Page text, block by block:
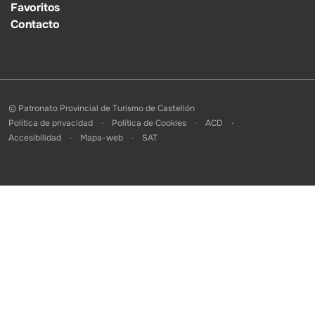
Favoritos
Contacto
© Patronato Provincial de Turismo de Castellón
Política de privacidad
Política de Cookies
ACD
Accesibilidad
Mapa-web SAT